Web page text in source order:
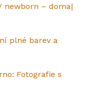
newborn – doma|
plné barev a
Fotografie s